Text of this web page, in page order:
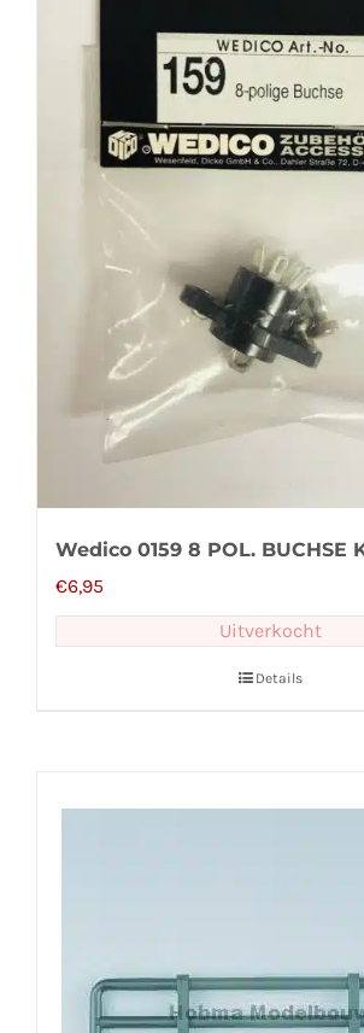
Wedico 0159 8 POL. BUCHSE
€6,95
Uitverkocht
Details